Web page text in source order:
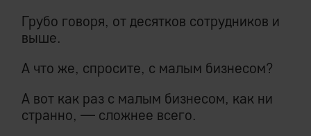
Грубо говоря, от десятков сотрудников и
выше.
А что же, спросите, с малым бизнесом?
А вот как раз с малым бизнесом, как ни
странно, — сложнее всего.